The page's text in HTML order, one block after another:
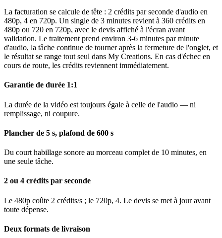
La facturation se calcule de tête : 2 crédits par seconde d'audio en
480p, 4 en 720p. Un single de 3 minutes revient à 360 crédits en
480p ou 720 en 720p, avec le devis affiché à l'écran avant
validation. Le traitement prend environ 3-6 minutes par minute
d'audio, la tâche continue de tourner après la fermeture de l'onglet, et
le résultat se range tout seul dans My Creations. En cas d'échec en
cours de route, les crédits reviennent immédiatement.
Garantie de durée 1:1
La durée de la vidéo est toujours égale à celle de l'audio — ni
remplissage, ni coupure.
Plancher de 5 s, plafond de 600 s
Du court habillage sonore au morceau complet de 10 minutes, en
une seule tâche.
2 ou 4 crédits par seconde
Le 480p coûte 2 crédits/s ; le 720p, 4. Le devis se met à jour avant
toute dépense.
Deux formats de livraison